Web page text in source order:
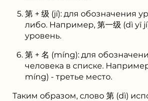
第 + 级 (jí): для обозначения
либо. Например, 第一级 (dì yī
уровень.
第 + 名 (míng): для
человека в списке.
míng) - третье место.
Таким образом, слово 第 (dì)